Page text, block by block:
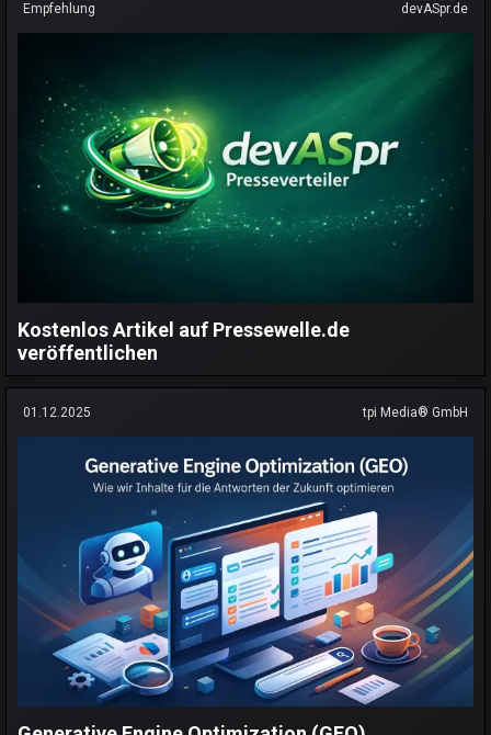
Empfehlung devASpr.de
Kostenlos Artikel auf Pressewelle.de
veröffentlichen
01.12.2025 tpi Media® GmbH